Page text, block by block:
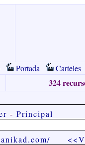
Portada Carteles
324
- Principal